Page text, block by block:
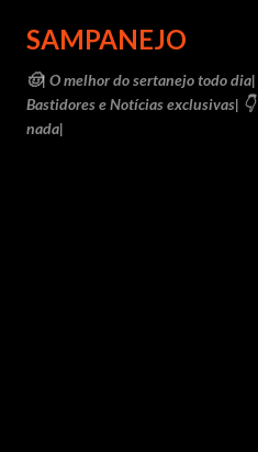
Pular para o
SAMPANEJO
🤠| O melhor do sertanejo todo
Bastidores e Notícias exclusivas| 👇
nada|